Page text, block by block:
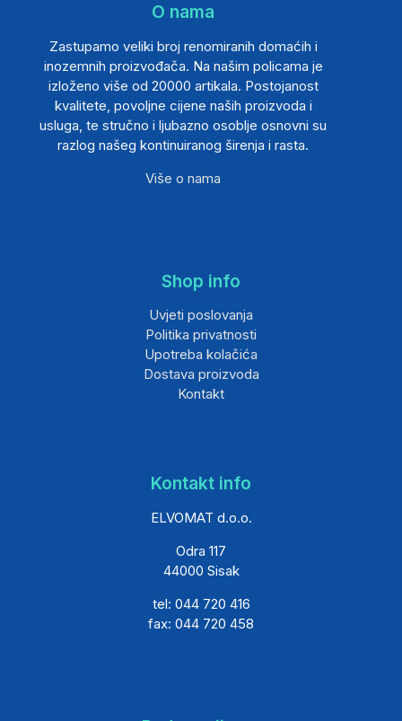
O nama
Zastupamo veliki broj renomiranih domaćih i
inozemnih proizvođača. Na našim policama je
izloženo više od 20000 artikala. Postojanost
kvalitete, povoljne cijene naših proizvoda i
usluga, te stručno i ljubazno osoblje osnovni su
razlog našeg kontinuiranog širenja i rasta.
Više o nama
Shop info
Uvjeti poslovanja
Politika privatnosti
Upotreba kolačića
Dostava proizvoda
Kontakt
Kontakt info
ELVOMAT d.o.o.
Odra 117
44000 Sisak
tel: 044 720 416
fax: 044 720 458